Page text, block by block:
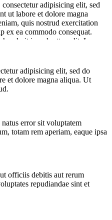
adipisicing elit, sed
ut labore et dolore magna
quis nostrud exercitation
ex ea commodo consequat.
in voluptte velit. Lorem
adipisicing elit, sed do
et dolore magna aliqua. Ut
error sit voluptatem
totam rem aperiam, eaque ipsa
officiis debitis aut rerum
repudiandae sint et